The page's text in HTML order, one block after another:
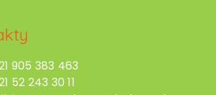
905 383 463
52 243 30 11